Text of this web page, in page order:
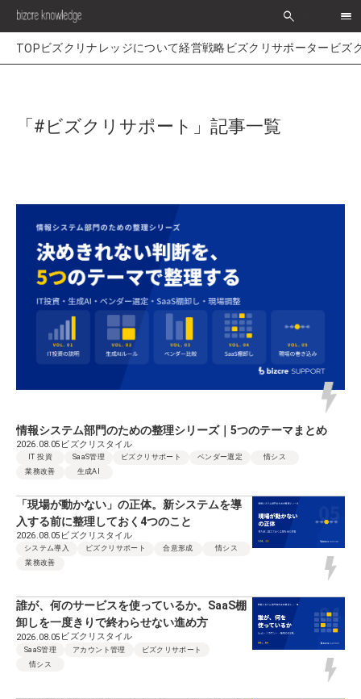
search
経営戦略ビズクリサポーター ビズ
「#ビズクリサポート」記事一覧
情報システム部門のための整理シリーズ｜5つのテーマまとめ
2026.08.05 ビズクリスタイル
IT 投資 SaaS管理 ビズクリサポート ベンダー選定
情シス
業務改善
生成AI
「現場が動かない」の正体。新システムを導
入する前に整理しておく4つのこと
2026.08.05 ビズクリスタイル
システム導入 ビズクリサポート 合意形成
情シス
業務改善
誰が、何のサービスを使っているか。SaaS棚
卸しを一度きりで終わらせない進め方
2026.08.05 ビズクリスタイル
SaaS管理 アカウント管理
ビズクリサポート
情シス